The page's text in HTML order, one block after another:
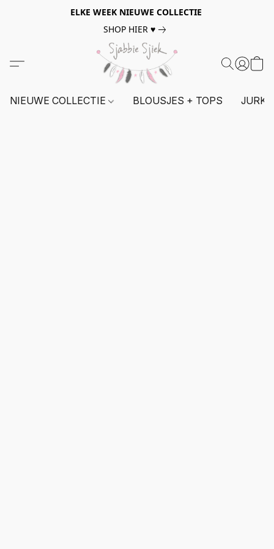
ELKE WEEK NIEUWE COLLECTIE
SHOP HIER ♥
NIEUWE COLLECTIE BLOUSJES + TOPS